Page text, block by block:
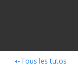
⇠Tous les tutos